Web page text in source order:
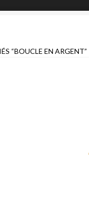
“BOUCLE EN ARGENT”